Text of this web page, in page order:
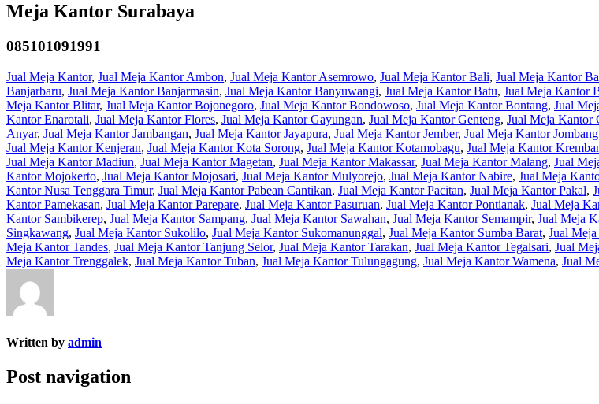
Meja Kantor Surabaya
085101091991
Jual Meja Kantor, Jual Meja Kantor Ambon, Jual Meja Kantor Asemrowo, Jual Meja Kantor Bali, Jual Meja Kantor
Banjarbaru, Jual Meja Kantor Banjarmasin, Jual Meja Kantor Banyuwangi, Jual Meja Kantor Batu, Jual Meja Kantor
Meja Kantor Blitar, Jual Meja Kantor Bojonegoro, Jual Meja Kantor Bondowoso, Jual Meja Kantor Bontang, Jual
Kantor Enarotali, Jual Meja Kantor Flores, Jual Meja Kantor Gayungan, Jual Meja Kantor Genteng, Jual Meja Kantor
Anyar, Jual Meja Kantor Jambangan, Jual Meja Kantor Jayapura, Jual Meja Kantor Jember, Jual Meja Kantor Jombang
Jual Meja Kantor Kenjeran, Jual Meja Kantor Kota Sorong, Jual Meja Kantor Kotamobagu, Jual Meja Kantor
Jual Meja Kantor Madiun, Jual Meja Kantor Magetan, Jual Meja Kantor Makassar, Jual Meja Kantor Malang, Jual
Kantor Mojokerto, Jual Meja Kantor Mojosari, Jual Meja Kantor Mulyorejo, Jual Meja Kantor Nabire, Jual Meja
Kantor Nusa Tenggara Timur, Jual Meja Kantor Pabean Cantikan, Jual Meja Kantor Pacitan, Jual Meja Kantor Pakal,
Kantor Pamekasan, Jual Meja Kantor Parepare, Jual Meja Kantor Pasuruan, Jual Meja Kantor Pontianak, Jual Meja
Kantor Sambikerep, Jual Meja Kantor Sampang, Jual Meja Kantor Sawahan, Jual Meja Kantor Semampir, Jual Meja
Singkawang, Jual Meja Kantor Sukolilo, Jual Meja Kantor Sukomanunggal, Jual Meja Kantor Sumba Barat, Jual
Meja Kantor Tandes, Jual Meja Kantor Tanjung Selor, Jual Meja Kantor Tarakan, Jual Meja Kantor Tegalsari, Jual
Meja Kantor Trenggalek, Jual Meja Kantor Tuban, Jual Meja Kantor Tulungagung, Jual Meja Kantor Wamena, Jual
Written by admin
Post navigation